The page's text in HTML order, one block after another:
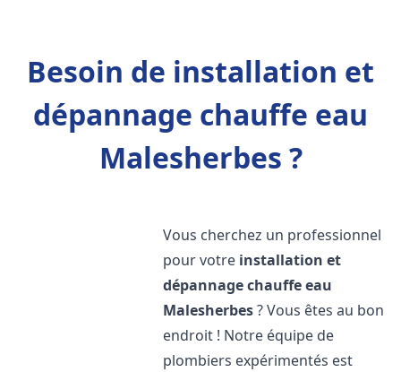
Besoin de installation et
dépannage chauffe eau
Malesherbes ?
Vous cherchez un professionnel
pour votre installation et
dépannage chauffe eau
Malesherbes? Vous êtes au bon
endroit ! Notre équipe de
plombiers expérimentés est